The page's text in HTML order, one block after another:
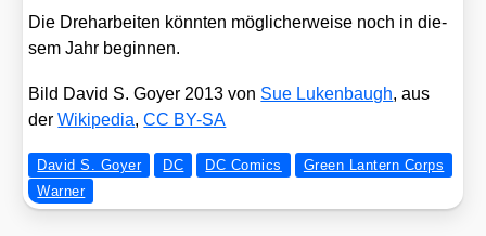
Die Dreh­ar­bei­ten könn­ten mög­li­cher­wei­se noch in die­
sem Jahr begin­nen.
Bild David S. Goy­er 2013 von Sue Luken­baugh, aus
derWiki­pe­dia,CC BY-SA
David S. Goyer DC DC Comics
Green Lantern Corps
Warner